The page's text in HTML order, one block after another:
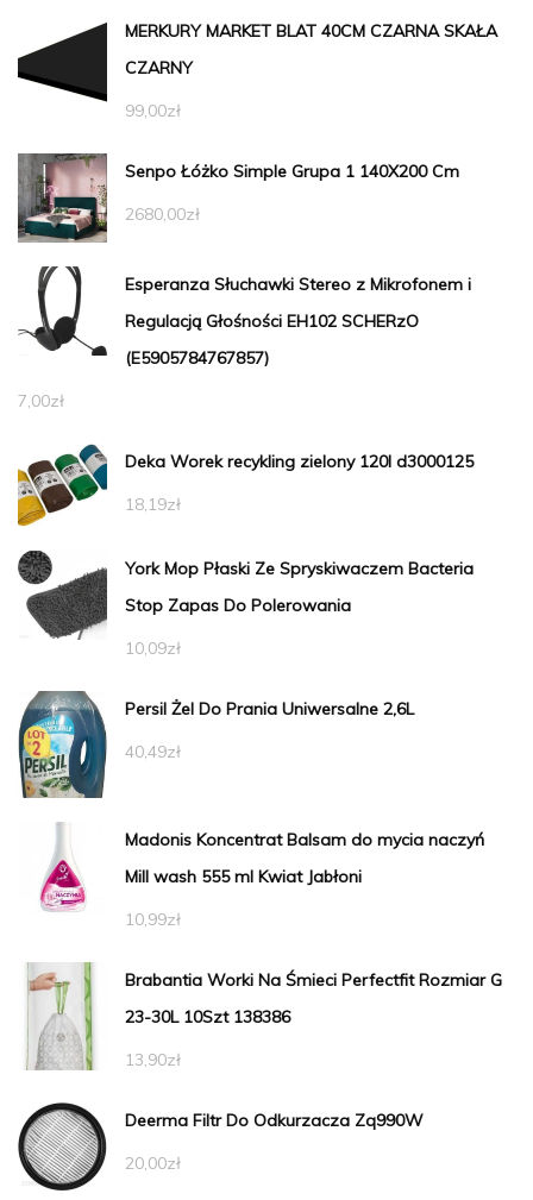
MERKURY MARKET BLAT 40CM CZARNA SKAŁA
CZARNY
99,00zł
Senpo Łóżko Simple Grupa 1 140X200 Cm
2680,00zł
Esperanza Słuchawki Stereo z Mikrofonem i
Regulacją Głośności EH102 SCHERzO
(E5905784767857)
7,00zł
Deka Worek recykling zielony 120l d3000125
18,19zł
York Mop Płaski Ze Spryskiwaczem Bacteria
Stop Zapas Do Polerowania
10,09zł
Persil Żel Do Prania Uniwersalne 2,6L
40,49zł
Madonis Koncentrat Balsam do mycia naczyń
Mill wash 555 ml Kwiat Jabłoni
10,99zł
Brabantia Worki Na Śmieci Perfectfit Rozmiar G
23-30L 10Szt 138386
13,90zł
Deerma Filtr Do Odkurzacza Zq990W
20,00zł